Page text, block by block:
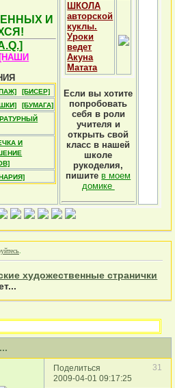
И
[НАШИ
[БИСЕР]
[БУМАГА]
И
ШКОЛА
авторской
куклы.
Уроки
ведет
Акуна
Матата
Если вы хотите
попробовать
себя в роли
учителя и
открыть свой
класс в нашей
школе
рукоделия,
пишите в моем
домике
художественные странички
Поделиться
31
2009-04-01 09:17:25